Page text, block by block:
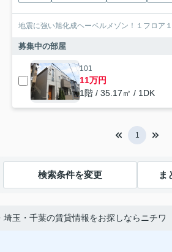
地震に強い旭化成ヘーベルメゾン！１フロア
募集中の部屋
101
11万円
1階 / 35.17㎡ / 1DK
1
検索条件を変更 ま
埼玉・千葉の賃貸情報をお探しならニチワ